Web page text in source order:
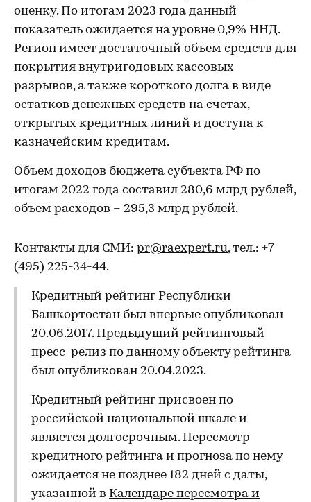
оценку. По итогам 2023 года данный
показатель ожидается на уровне 0,9% ННД.
Регион имеет достаточный объем средств для
покрытия внутригодовых кассовых
разрывов, а также короткого долга в виде
остатков денежных средств на счетах,
открытых кредитных линий и доступа к
казначейским кредитам.
Объем доходов бюджета субъекта РФ по
итогам 2022 года составил 280,6 млрд рублей,
объем расходов – 295,3 млрд рублей.
Контакты для СМИ: pr@raexpert.ru, тел.: +7
(495) 225-34-44.
Кредитный рейтинг Республики
Башкортостан был впервые опубликован
20.06.2017. Предыдущий рейтинговый
пресс-релиз по данному объекту рейтинга
был опубликован 20.04.2023.
Кредитный рейтинг присвоен по
российской национальной шкале и
является долгосрочным. Пересмотр
кредитного рейтинга и прогноза по нему
ожидается не позднее 182 дней с даты,
указанной в Календаре пересмотра и